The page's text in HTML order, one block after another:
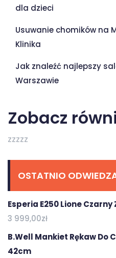
dla dzieci
Usuwanie chomików na
Klinika
Jak znaleźć najlepszy
Warszawie
Zobacz
zzzzz
OSTATNIO
Esperia E250 Lione Czarny
3 999,00zł
B.Well Mankiet Rękaw Do
42cm